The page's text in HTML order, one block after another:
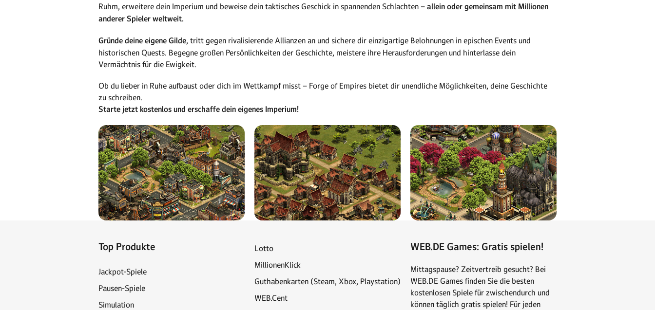
Ruhm, erweitere dein Imperium und beweise dein taktisches Geschick in spannenden Schlachten – allein oder gemeinsam mit Millionen
anderer Spieler weltweit.
Gründe deine eigene Gilde, tritt gegen rivalisierende Allianzen an und sichere dir einzigartige Belohnungen in epischen Events und
historischen Quests. Begegne großen Persönlichkeiten der Geschichte, meistere ihre Herausforderungen und hinterlasse dein
Vermächtnis für die Ewigkeit.
Ob du lieber in Ruhe aufbaust oder dich im Wettkampf misst – Forge of Empires bietet dir unendliche Möglichkeiten, deine Geschichte
zu schreiben.
Starte jetzt kostenlos und erschaffe dein eigenes Imperium!
Top Produkte
Jackpot-Spiele
Pausen-Spiele
Simulation
Lotto
MillionenKlick
Guthabenkarten (Steam, Xbox, Playstation)
WEB.Cent
WEB.DE Games: Gratis spielen!
Mittagspause? Zeitvertreib gesucht? Bei
WEB.DE Games finden Sie die besten
kostenlosen Spiele für zwischendurch und
können täglich gratis spielen! Für jeden